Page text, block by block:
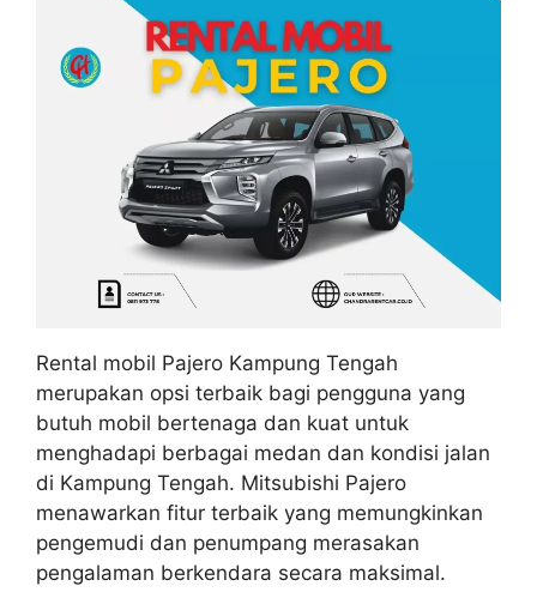
Rental mobil Pajero Kampung Tengah
merupakan opsi terbaik bagi pengguna yang
butuh mobil bertenaga dan kuat untuk
menghadapi berbagai medan dan kondisi jalan
di Kampung Tengah. Mitsubishi Pajero
menawarkan fitur terbaik yang memungkinkan
pengemudi dan penumpang merasakan
pengalaman berkendara secara maksimal.